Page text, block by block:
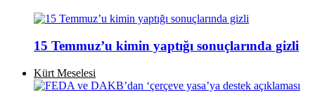
15 Temmuz’u kimin yaptığı sonuçlarında gizli
Kürt Meselesi